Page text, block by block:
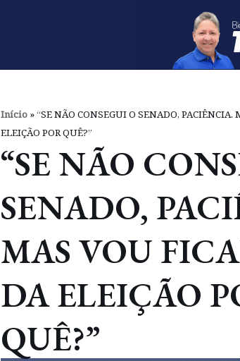
Início »“SE NÃO CONSEGUI O SENADO, PACIÊNCIA.
ELEIÇÃO POR QUÊ?”
“SE NÃO
SENADO,
MAS VOU
DA ELEIÇÃO
QUÊ?”